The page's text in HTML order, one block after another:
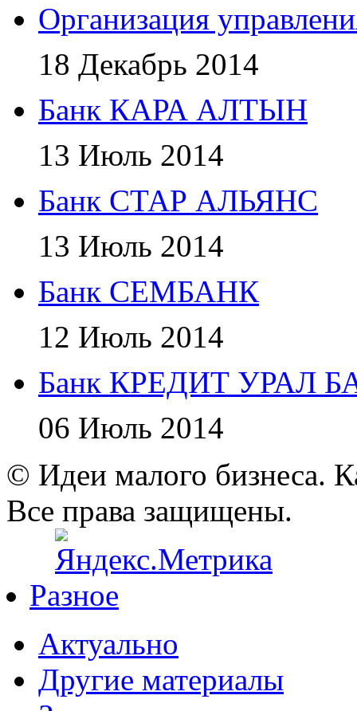
Организация
18 Декабрь 2014
Банк КАРА АЛТЫН
13 Июль 2014
Банк СТАР АЛЬЯНС
13 Июль 2014
Банк СЕМБАНК
12 Июль 2014
Банк КРЕДИТ УРАЛ
06 Июль 2014
© Идеи малого бизнеса.
Все права защищены.
Разное
Актуально
Другие материалы